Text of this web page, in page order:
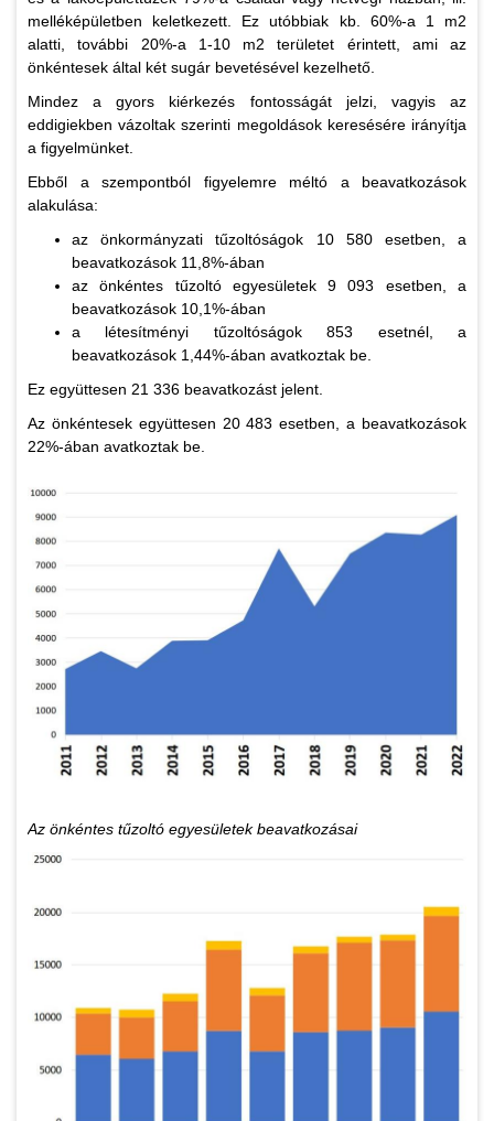
melléképületben keletkezett. Ez utóbbiak kb. 60%-a 1 m2
alatti, további 20%-a 1-10 m2 területet érintett, ami az
önkéntesek által két sugár bevetésével kezelhető.
Mindez a gyors kiérkezés fontosságát jelzi, vagyis az
eddigiekben vázoltak szerinti megoldások keresésére irányítja
a figyelmünket.
Ebből a szempontból figyelemre méltó a beavatkozások
alakulása:
az önkormányzati tűzoltóságok 10 580 esetben, a
beavatkozások 11,8%-ában
az önkéntes tűzoltó egyesületek 9 093 esetben, a
beavatkozások 10,1%-ában
a létesítményi tűzoltóságok 853 esetnél, a
beavatkozások 1,44%-ában avatkoztak be.
Ez együttesen 21 336 beavatkozást jelent.
Az önkéntesek együttesen 20 483 esetben, a beavatkozások
22%-ában avatkoztak be.
Az önkéntes tűzoltó egyesületek beavatkozásai